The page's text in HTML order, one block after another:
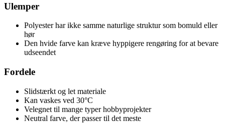
Ulemper
Polyester har ikke samme naturlige struktur som bomuld eller
hør
Den hvide farve kan kræve hyppigere rengøring for at bevare
udseendet
Fordele
Slidstærkt og let materiale
Kan vaskes ved 30°C
Velegnet til mange typer hobbyprojekter
Neutral farve, der passer til det meste